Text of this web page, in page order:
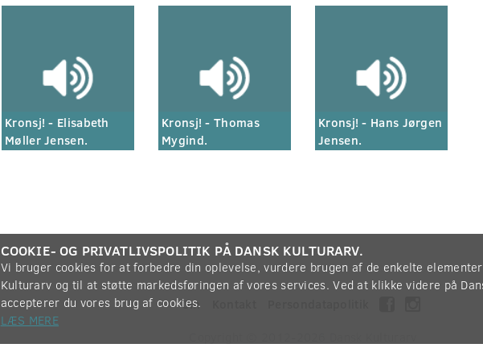
Kronsj! - Elisabeth
Møller Jensen.
Kronsj! - Thomas
Mygind.
Kronsj! - Hans Jørgen
Jensen.
Om
COOKIE- OG PRIVATLIVSPOLITIK PÅ DANSK KULTURARV.
Vi bruger cookies for at forbedre din oplevelse, vurdere brugen af de enkelte
Kulturarv og til at støtte markedsføringen af vores services. Ved at klikke videre på
accepterer du vores brug af cookies.
LÆS MERE